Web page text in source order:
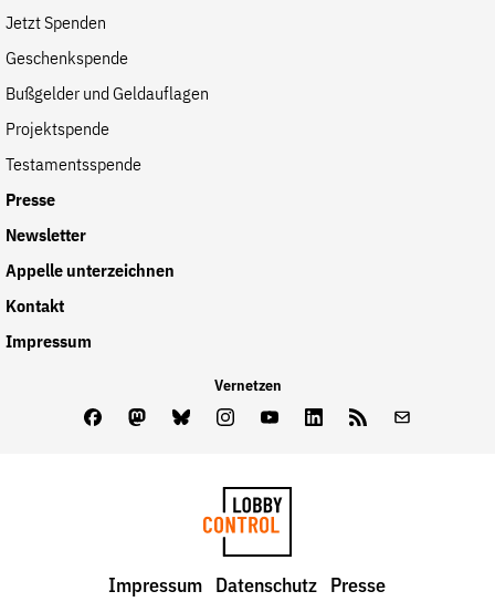
Jetzt Spenden
Geschenkspende
Bußgelder und Geldauflagen
Projektspende
Testamentsspende
Presse
Newsletter
Appelle unterzeichnen
Kontakt
Impressum
Vernetzen
FacebookMastodon
BlueskyInstagram
YoutubeLinkedInFeed
LobbyControl
Impressum Datenschutz Presse